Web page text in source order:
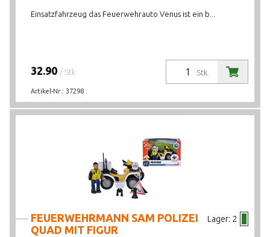
Einsatzfahrzeug das Feuerwehrauto Venus ist ein b...
Stk.
32.90 / Stk.
Artikel-Nr.: 37298
Lager: 2
FEUERWEHRMANN SAM POLIZEI
QUAD MIT FIGUR